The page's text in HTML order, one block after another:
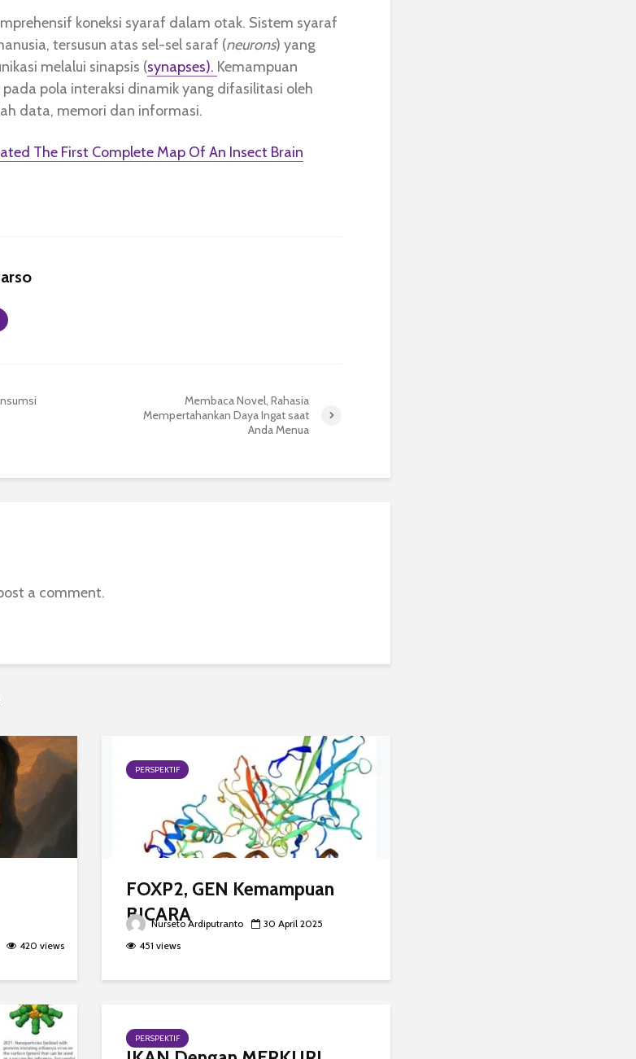
koneksi syaraf dalam otak. Sistem syaraf
tersusun atas sel-sel saraf (neurons) yang
melalui sinapsis (synapses). Kemampuan
pola interaksi dinamik yang difasilitasi oleh
data, memori dan informasi.
The First Complete Map Of An Insect Brain
Membaca Novel, Rahasia
Mempertahankan Daya Ingat saat
Anda Menua
a comment.
420 views
PERSPEKTIF
FOXP2, GEN Kemampuan
BICARA
Nurseto Ardiputranto
30 April 2025
451 views
PERSPEKTIF